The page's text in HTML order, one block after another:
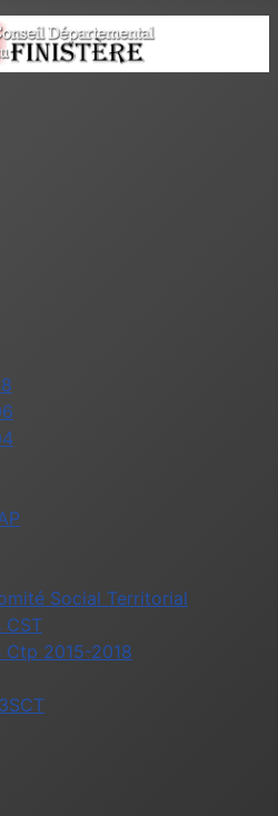
Social Territorial
CST
2015-2018